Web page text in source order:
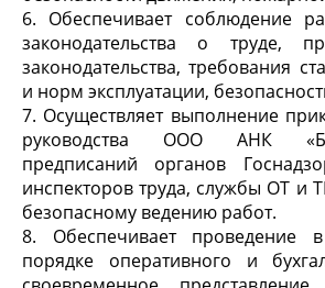
6. Обеспечивает соблюдение
законодательства о труде,
законодательства, требования
и норм эксплуатации,
7. Осуществляет выполнение
руководства ООО АНК
предписаний органов
инспекторов труда, службы ОТ и
безопасному ведению работ.
8. Обеспечивает проведение в
порядке оперативного и